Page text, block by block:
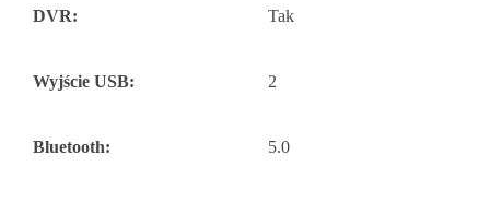
DVR: Tak
Wyjście USB: 2
Bluetooth: 5.0